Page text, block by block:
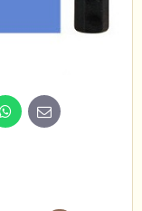
WhatsApp
E-
mail